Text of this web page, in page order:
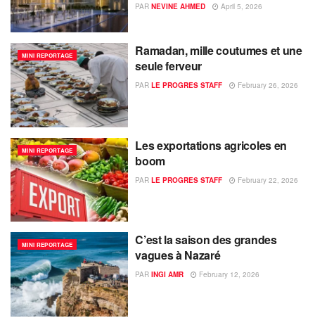
PAR NEVINE AHMED April 5, 2026
MINI REPORTAGE
Ramadan, mille coutumes et une
seule ferveur
PAR LE PROGRES STAFF February 26, 2026
MINI REPORTAGE
Les exportations agricoles en
boom
PAR LE PROGRES STAFF February 22, 2026
MINI REPORTAGE
C’est la saison des grandes
vagues à Nazaré
PAR INGI AMR February 12, 2026